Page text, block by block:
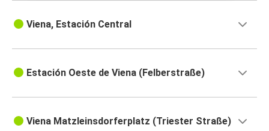
Viena, Estación Central
Estación Oeste de Viena (Felberstraße)
Viena Matzleinsdorferplatz (Triester Straße)